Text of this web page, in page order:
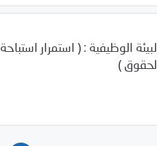
البيئة الوظيفية : ( استمرار استباحة
الحقوق )